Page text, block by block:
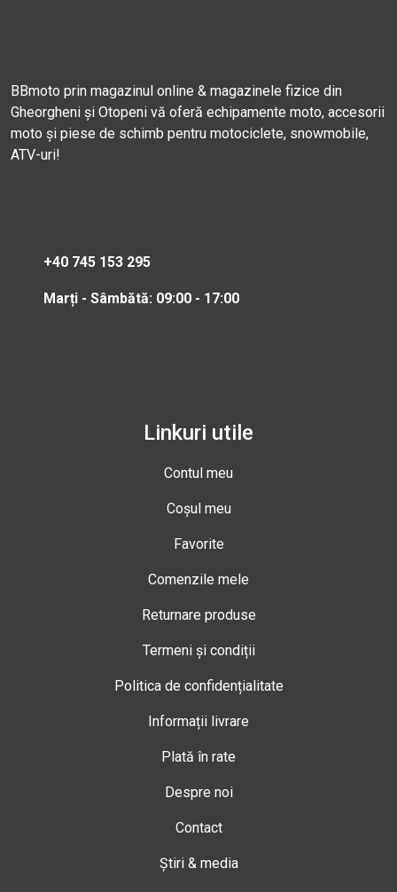
BBmoto prin magazinul online & magazinele fizice din
Gheorgheni și Otopeni vă oferă echipamente moto, accesorii
moto și piese de schimb pentru motociclete, snowmobile,
ATV-uri!
+40 745 153 295
Marți - Sâmbătă: 09:00 - 17:00
Linkuri utile
Contul meu
Coșul meu
Favorite
Comenzile mele
Returnare produse
Termeni și condiții
Politica de confidențialitate
Informații livrare
Plată în rate
Despre noi
Contact
Știri & media